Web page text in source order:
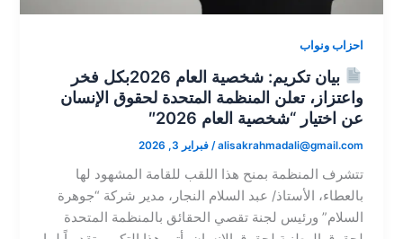
احزاب ونواب
بيان تكريم: شخصية العام 2026​بكل فخر
واعتزاز، تعلن المنظمة المتحدة لحقوق الإنسان
عن اختيار “شخصية العام 2026″​
alisakrahmadali@gmail.com
/فبراير 3, 2026
تتشرف المنظمة بمنح هذا اللقب للقامة المشهود لها
بالعطاء، الأستاذ/ عبد السلام النجار، مدير شركة “جوهرة
السلام” ورئيس لجنة تقصي الحقائق بالمنظمة المتحدة